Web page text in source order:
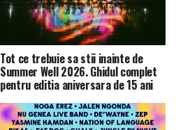
Tot ce trebuie sa stii inainte de
Summer Well 2026. Ghidul complet
pentru editia aniversara de 15 ani